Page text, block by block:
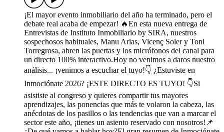
¡El mayor evento inmobiliario del año ha terminado, pero el
debate real acaba de empezar! 🔥En esta nueva entrega de
Entrevistas de Instituto Inmobiliario by SIRA, nuestros
sospechosos habituales, Manu Arias, Vicenç Soler y Toni
Torregrosa, abren las puertas y los micrófonos del canal para
un directo 100% interactivo.Hoy no venimos a daros nuestro
análisis... ¡venimos a escuchar el tuyo!👇 ¿Estuviste en
Inmociónate 2026? ¡ESTE DIRECTO ES TUYO! 👇Si
asististe al congreso y quieres compartir tus mayores
aprendizajes, las ponencias que más te volaron la cabeza, las
anécdotas de los pasillos o las tendencias que van a marcar el
sector este año, ¡tienes un asiento reservado con nosotros!📌